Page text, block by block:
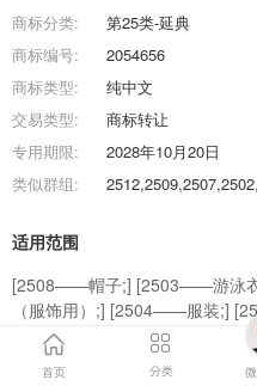
商标分类:
第25类-延典
商标编号:
2054656
商标类型:
纯中文
交易类型:
商标转让
专用期限:
2028年10月20日
类似群组:
适用范围
[2508——帽子;] [2503——游泳
（服饰用）;] [2504——服装;]
——成品衣;] [2502——服装;]
[2502——婴儿全套衣;]
首页 分类